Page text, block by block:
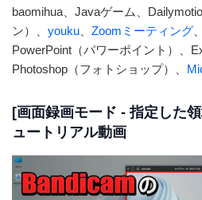
baomihua、Javaゲーム、
ン）、 youku Zoomミーティング
PowerPoint（パワーポイント）、
Photoshop（フォトショップ）、
[画面録画モード - 指定した
ュートリアル動画